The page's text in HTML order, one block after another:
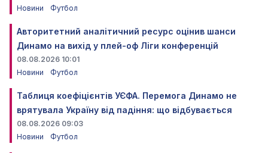
Новини
Футбол
Авторитетний аналітичний ресурс оцінив шанси
Динамо на вихід у плей-оф Ліги конференцій
08.08.2026 10:01
Новини
Футбол
Таблиця коефіцієнтів УЄФА. Перемога Динамо не
врятувала Україну від падіння: що відбувається
08.08.2026 09:03
Новини
Футбол